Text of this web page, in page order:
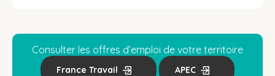
Consulter les offres d’emploi de votre territoire
France Travail APEC